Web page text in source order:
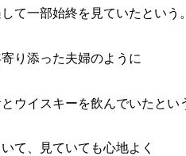
て一部始終を見ていたという。
り添った夫婦のように
ウイスキーを飲んでいたとい
て、見ていても心地よく